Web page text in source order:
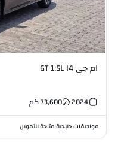
ام جي GT 1.5L I4
2024
73,600كم
مواصفات خليجية•متاحة للتمويل